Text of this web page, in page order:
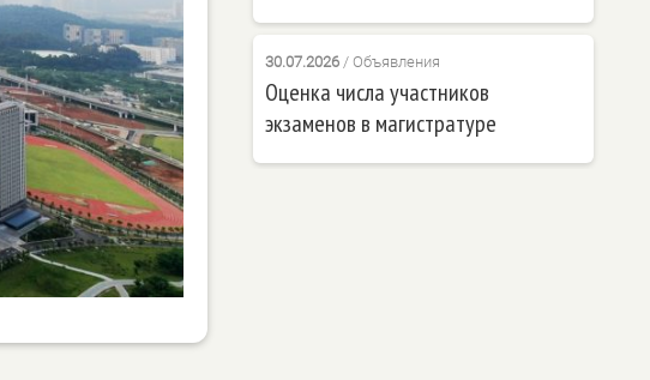
30.07.2026/ Объявления
Оценка числа участников
экзаменов в магистратуре